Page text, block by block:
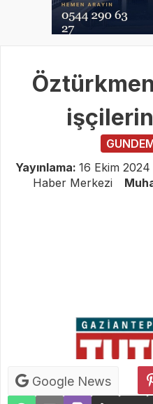
Yayınlama: 16 Ekim
Haber Merkezi
Google News